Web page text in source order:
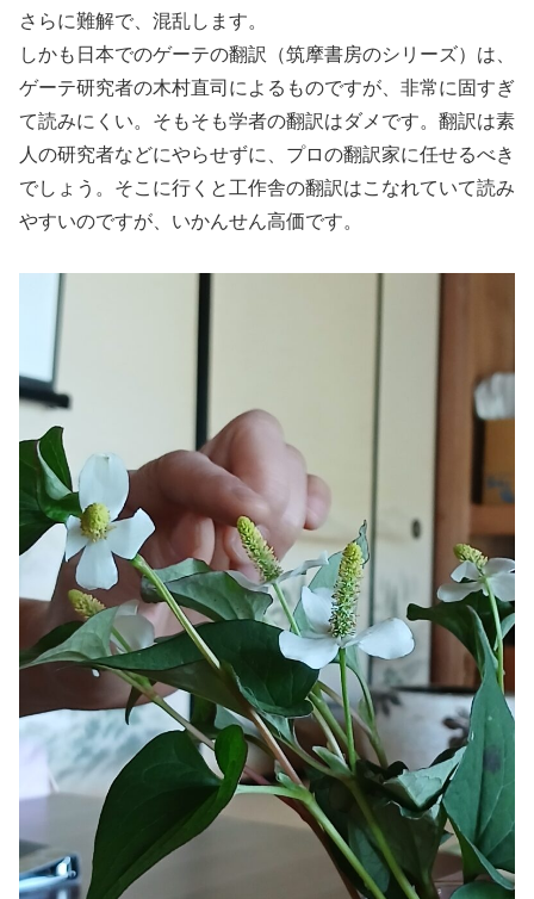
さらに難解で、混乱します。
しかも日本でのゲーテの翻訳（筑摩書房のシリーズ）は、
ゲーテ研究者の木村直司によるものですが、非常に固すぎ
て読みにくい。そもそも学者の翻訳はダメです。翻訳は素
人の研究者などにやらせずに、プロの翻訳家に任せるべき
でしょう。そこに行くと工作舎の翻訳はこなれていて読み
やすいのですが、いかんせん高価です。